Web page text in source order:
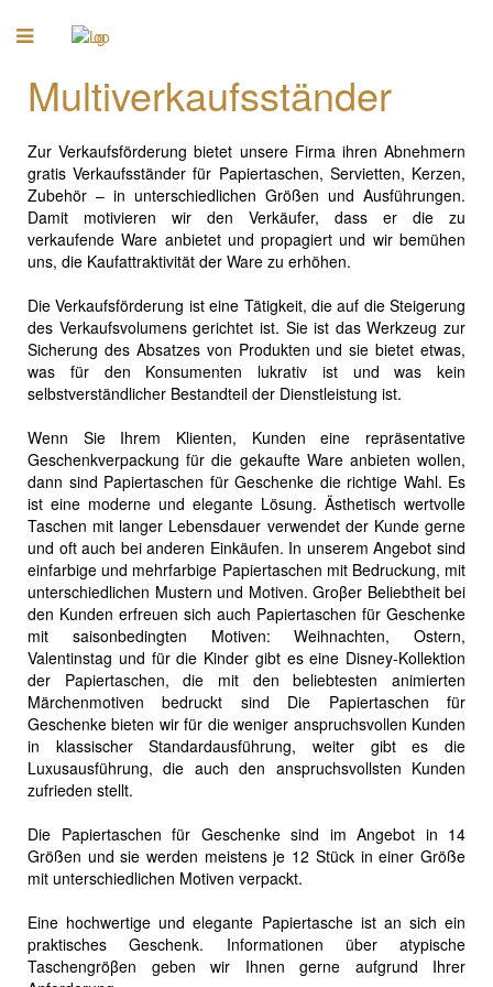
Multiverkaufsständer
Zur Verkaufsförderung bietet unsere Firma ihren Abnehmern
gratis Verkaufsständer für Papiertaschen, Servietten, Kerzen,
Zubehör – in unterschiedlichen Größen und Ausführungen.
Damit motivieren wir den Verkäufer, dass er die zu
verkaufende Ware anbietet und propagiert und wir bemühen
uns, die Kaufattraktivität der Ware zu erhöhen.
Die Verkaufsförderung ist eine Tätigkeit, die auf die Steigerung
des Verkaufsvolumens gerichtet ist. Sie ist das Werkzeug zur
Sicherung des Absatzes von Produkten und sie bietet etwas,
was für den Konsumenten lukrativ ist und was kein
selbstverständlicher Bestandteil der Dienstleistung ist.
Wenn Sie Ihrem Klienten, Kunden eine repräsentative
Geschenkverpackung für die gekaufte Ware anbieten wollen,
dann sind Papiertaschen für Geschenke die richtige Wahl. Es
ist eine moderne und elegante Lösung. Ästhetisch wertvolle
Taschen mit langer Lebensdauer verwendet der Kunde gerne
und oft auch bei anderen Einkäufen. In unserem Angebot sind
einfarbige und mehrfarbige Papiertaschen mit Bedruckung, mit
unterschiedlichen Mustern und Motiven. Groβer Beliebtheit bei
den Kunden erfreuen sich auch Papiertaschen für Geschenke
mit saisonbedingten Motiven: Weihnachten, Ostern,
Valentinstag und für die Kinder gibt es eine Disney-Kollektion
der Papiertaschen, die mit den beliebtesten animierten
Märchenmotiven bedruckt sind Die Papiertaschen für
Geschenke bieten wir für die weniger anspruchsvollen Kunden
in klassischer Standardausführung, weiter gibt es die
Luxusausführung, die auch den anspruchsvollsten Kunden
zufrieden stellt.
Die Papiertaschen für Geschenke sind im Angebot in 14
Größen und sie werden meistens je 12 Stück in einer Größe
mit unterschiedlichen Motiven verpackt.
Eine hochwertige und elegante Papiertasche ist an sich ein
praktisches Geschenk. Informationen über atypische
Taschengröβen geben wir Ihnen gerne aufgrund Ihrer